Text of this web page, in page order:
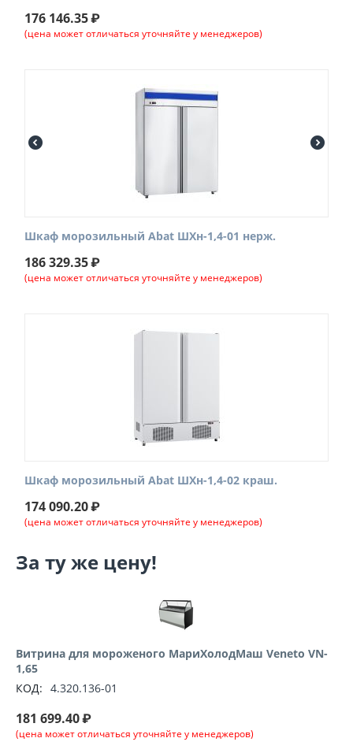
176 146.35₽
(цена может отличаться уточняйте у менеджеров)
Шкаф морозильный Abat ШХн-1,4-01 нерж.
186 329.35₽
(цена может отличаться уточняйте у менеджеров)
Шкаф морозильный Abat ШХн-1,4-02 краш.
174 090.20₽
(цена может отличаться уточняйте у менеджеров)
За ту же цену!
Витрина для мороженого МариХолодМаш Veneto VN-
1,65
КОД: 4.320.136-01
181 699.40₽
(цена может отличаться уточняйте у менеджеров)